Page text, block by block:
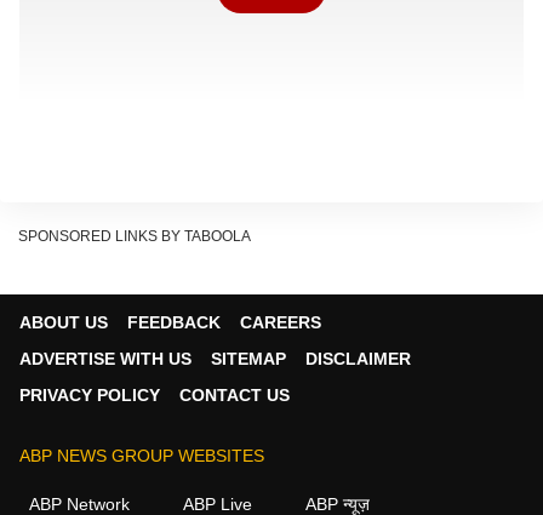
SPONSORED LINKS BY TABOOLA
ABOUT US FEEDBACK
CAREERS
ADVERTISE WITH US
SITEMAP
DISCLAIMER
PRIVACY POLICY
CONTACT US
ABP NEWS GROUP WEBSITES
ABP Network ABP Live ABP न्यूज़